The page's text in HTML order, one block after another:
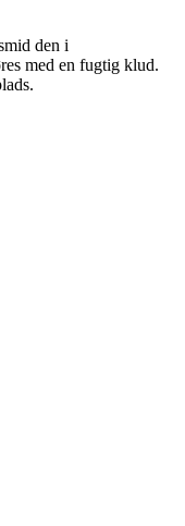
den i
med en fugtig klud.